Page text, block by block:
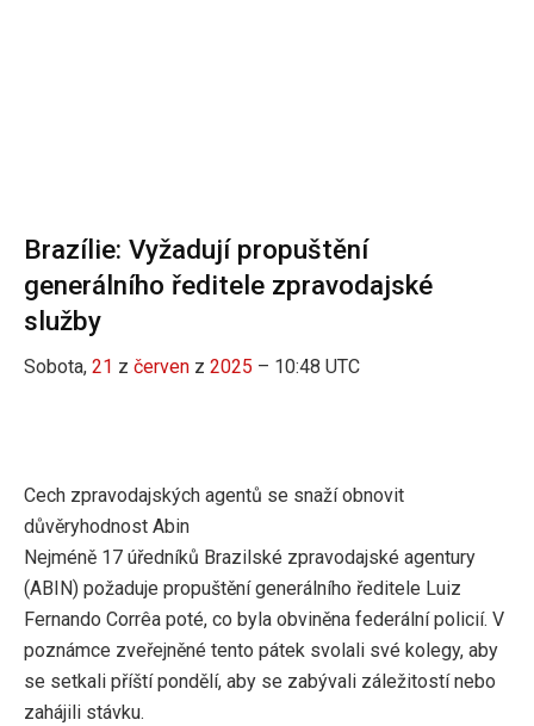
Brazílie: Vyžadují propuštění
generálního ředitele zpravodajské
služby
Sobota, 21 z červen z 2025 – 10:48 UTC
Cech zpravodajských agentů se snaží obnovit
důvěryhodnost Abin
Nejméně 17 úředníků Brazilské zpravodajské agentury
(ABIN) požaduje propuštění generálního ředitele Luiz
Fernando Corrêa poté, co byla obviněna federální policií. V
poznámce zveřejněné tento pátek svolali své kolegy, aby
se setkali příští pondělí, aby se zabývali záležitostí nebo
zahájili stávku.